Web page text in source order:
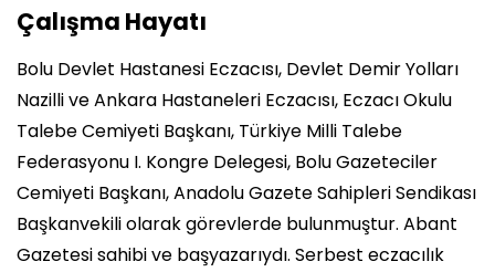
Çalışma Hayatı
Bolu Devlet Hastanesi Eczacısı, Devlet Demir Yolları
Nazilli ve Ankara Hastaneleri Eczacısı, Eczacı Okulu
Talebe Cemiyeti Başkanı, Türkiye Milli Talebe
Federasyonu I. Kongre Delegesi, Bolu Gazeteciler
Cemiyeti Başkanı, Anadolu Gazete Sahipleri Sendikası
Başkanvekili olarak görevlerde bulunmuştur. Abant
Gazetesi sahibi ve başyazarıydı. Serbest eczacılık